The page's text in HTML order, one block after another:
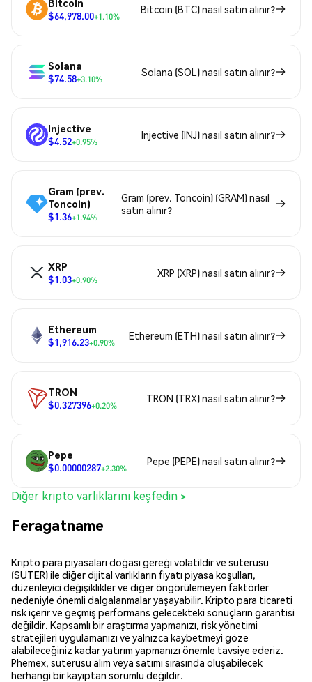
Bitcoin
$64,978.00+1.10%
Bitcoin (BTC) nasıl satın alınır?
Solana
$74.58+3.10%
Solana (SOL) nasıl satın alınır?
Injective
$4.52+0.95%
Injective (INJ) nasıl satın alınır?
Gram (prev.
Toncoin)
$1.36+1.94%
Gram (prev. Toncoin) (GRAM) nasıl
satın alınır?
XRP
$1.03+0.90%
XRP (XRP) nasıl satın alınır?
Ethereum
$1,916.23+0.90%
Ethereum (ETH) nasıl satın alınır?
TRON
$0.327396+0.20%
TRON (TRX) nasıl satın alınır?
Pepe
$0.00000287+2.30%
Pepe (PEPE) nasıl satın alınır?
Diğer kripto varlıklarını keşfedin >
Feragatname
Kripto para piyasaları doğası gereği volatildir ve suterusu
(SUTER) ile diğer dijital varlıkların fiyatı piyasa koşulları,
düzenleyici değişiklikler ve diğer öngörülemeyen faktörler
nedeniyle önemli dalgalanmalar yaşayabilir. Kripto para ticareti
risk içerir ve geçmiş performans gelecekteki sonuçların garantisi
değildir. Kapsamlı bir araştırma yapmanızı, risk yönetimi
stratejileri uygulamanızı ve yalnızca kaybetmeyi göze
alabileceğiniz kadar yatırım yapmanızı önemle tavsiye ederiz.
Phemex, suterusu alım veya satımı sırasında oluşabilecek
herhangi bir kayıptan sorumlu değildir.